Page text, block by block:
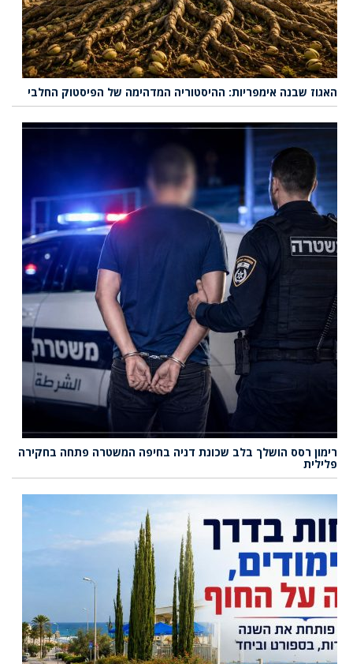
האגוז שבנה אימפריות: ההיסטוריה המדהימה של הפיסטוק החלבי
רימון רסס הושלך בלב שכונת דניה בחיפה המשטרה פתחה בחקירה
פלילית